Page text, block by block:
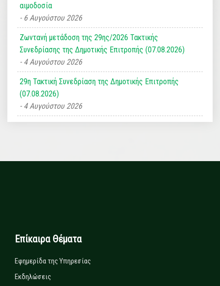
αιμοδοσία
6 Αυγούστου 2026
Ζωντανή μετάδοση της 29ης/2026 Τακτικής
Συνεδρίασης της Δημοτικής Επιτροπής (07.08.2026)
4 Αυγούστου 2026
29η Τακτική Συνεδρίαση της Δημοτικής Επιτροπής
(07.08.2026)
4 Αυγούστου 2026
Επίκαιρα Θέματα
Εφημερίδα της Υπηρεσίας
Εκδηλώσεις